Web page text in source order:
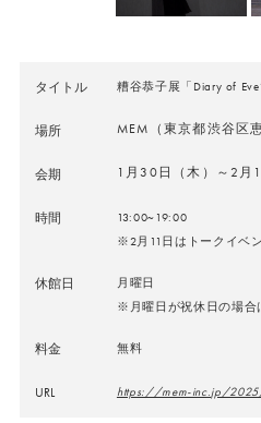
タイトル 糟谷恭子展「Diary of
場所 MEM（東京都渋谷区
会期 1月30日（木）～2月
時間
13:00~19:00
※2月11日はトークイベ
休館日
月曜日
※月曜日が祝休日の場合
料金 無料
URL https://mem-inc.jp/